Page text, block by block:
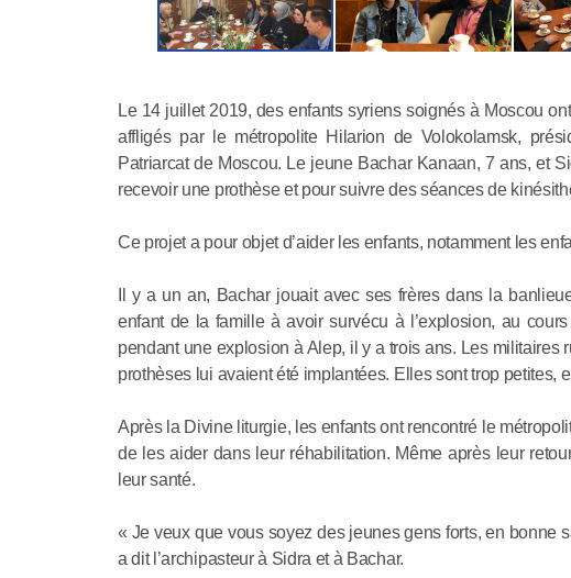
Le 14 juillet 2019, des enfants syriens soignés à Moscou
affligés par le métropolite Hilarion de Volokolamsk,
Patriarcat de Moscou. Le jeune Bachar Kanaan, 7 ans, et
recevoir une prothèse et pour suivre des séances de
Ce projet a pour objet d’aider les enfants, notamment les
Il y a un an, Bachar jouait avec ses frères dans la
enfant de la famille à avoir survécu à l’explosion, au
pendant une explosion à Alep, il y a trois ans. Les
prothèses lui avaient été implantées. Elles sont trop petites,
Après la Divine liturgie, les enfants ont rencontré le
de les aider dans leur réhabilitation. Même après leur
leur santé.
« Je veux que vous soyez des jeunes gens forts, en bonne
a dit l’archipasteur à Sidra et à Bachar.